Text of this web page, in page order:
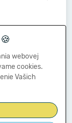
🍪
webovej
cookies.
Vašich